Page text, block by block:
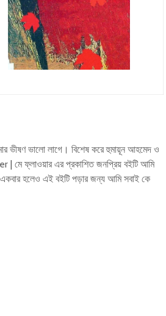
ভালো লাগে। বিশেষ করে হুমায়ূন আহমেদ ও
মে ফ্লাওয়ার এর প্রকাশিত জনপ্রিয় বইটি আমি
হলেও এই বইটি পড়ার জন্য আমি সবাই কে